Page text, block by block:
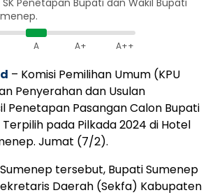
A A+ A++
– Komisi Pemilihan Umum (KPU
Penyerahan dan Usulan
Penetapan Pasangan Calon Bupati
pada Pilkada 2024 di Hotel
Jumat (7/2).
tersebut, Bupati Sumenep
Daerah (Sekfa) Kabupaten